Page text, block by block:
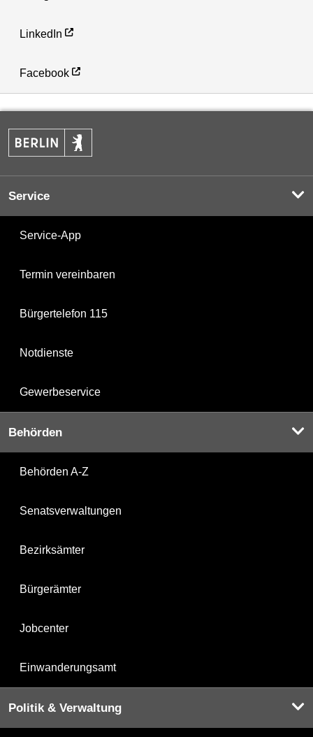
LinkedIn
Facebook
Service
Service-App
Termin vereinbaren
Bürgertelefon 115
Notdienste
Gewerbeservice
Behörden
Behörden A-Z
Senatsverwaltungen
Bezirksämter
Bürgerämter
Jobcenter
Einwanderungsamt
Politik & Verwaltung